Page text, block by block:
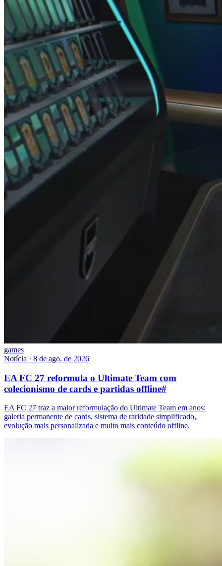
games
Notícia · 8 de ago. de 2026
EA FC 27 reformula o Ultimate Team com
colecionismo de cards e partidas offline#
EA FC 27 traz a maior reformulação do Ultimate Team em anos:
galeria permanente de cards, sistema de raridade simplificado,
evolução mais personalizada e muito mais conteúdo offline.